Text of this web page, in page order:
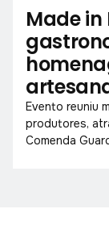
Made in
Evento reuniu
produtores,
Comenda